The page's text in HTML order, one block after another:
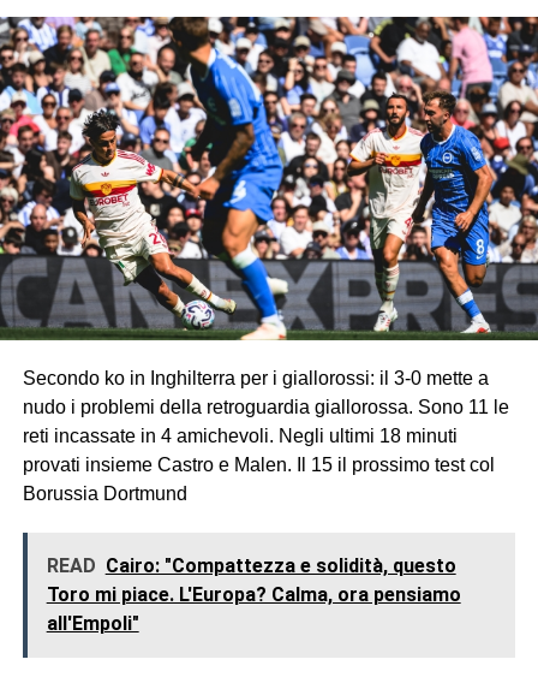
Secondo ko in Inghilterra per i giallorossi: il 3-0 mette a
nudo i problemi della retroguardia giallorossa. Sono 11 le
reti incassate in 4 amichevoli. Negli ultimi 18 minuti
provati insieme Castro e Malen. Il 15 il prossimo test col
Borussia Dortmund
READ Cairo: "Compattezza e solidità, questo
Toro mi piace. L'Europa? Calma, ora pensiamo
all'Empoli"